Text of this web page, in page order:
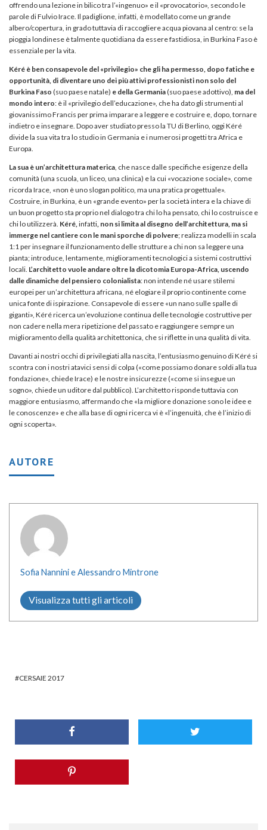
offrendo una lezione in bilico tra l’«ingenuo» e il «provocatorio», secondo le
parole di Fulvio Irace. Il padiglione, infatti, è modellato come un grande
albero/copertura, in grado tuttavia di raccogliere acqua piovana al centro: se la
pioggia londinese è talmente quotidiana da essere fastidiosa, in Burkina Faso è
essenziale per la vita.
Kéré è ben consapevole del «privilegio» che gli ha permesso, dopo fatiche e
opportunità, di diventare uno dei più attivi professionisti non solo del
Burkina Faso (suo paese natale) e della Germania(suo paese adottivo), ma del
mondo intero: è il «privilegio dell’educazione», che ha dato gli strumenti al
giovanissimo Francis per prima imparare a leggere e costruire e, dopo, tornare
indietro e insegnare. Dopo aver studiato presso la TU di Berlino, oggi Kéré
divide la sua vita tra lo studio in Germania e i numerosi progetti tra Africa e
Europa.
La sua è un’architettura materica, che nasce dalle specifiche esigenze della
comunità (una scuola, un liceo, una clinica) e la cui «vocazione sociale», come
ricorda Irace, «non è uno slogan politico, ma una pratica progettuale».
Costruire, in Burkina, è un «grande evento» per la società intera e la chiave di
un buon progetto sta proprio nel dialogo tra chi lo ha pensato, chi lo costruisce e
chi lo utilizzerà. Kéré,infatti, non si limita al disegno dell’architettura, ma si
immerge nel cantiere con le mani sporche di polvere; realizza modelli in scala
1:1 per insegnare il funzionamento delle strutture a chi non sa leggere una
pianta; introduce, lentamente, miglioramenti tecnologici a sistemi costruttivi
locali. L’architetto vuole andare oltre la dicotomia Europa-Africa, uscendo
dalle dinamiche del pensiero colonialista: non intende né usare stilemi
europei per un’architettura africana, né elogiare il proprio continente come
unica fonte di ispirazione. Consapevole di essere «un nano sulle spalle di
giganti», Kéré ricerca un’evoluzione continua delle tecnologie costruttive per
non cadere nella mera ripetizione del passato e raggiungere sempre un
miglioramento della qualità architettonica, che si riflette in una qualità di vita.
Davanti ai nostri occhi di privilegiati alla nascita, l’entusiasmo genuino di Kéré si
scontra con i nostri atavici sensi di colpa («come possiamo donare soldi alla tua
fondazione», chiede Irace) e le nostre insicurezze («come si insegue un
sogno», chiede un uditore dal pubblico). L’architetto risponde tuttavia con
maggiore entusiasmo, affermando che «la migliore donazione sono le idee e
le conoscenze» e che alla base di ogni ricerca vi è «l’ingenuità, che è l’inizio di
ogni scoperta».
AUTORE
Sofia Nannini e Alessandro Mintrone
Visualizza tutti gli articoli
CERSAIE 2017